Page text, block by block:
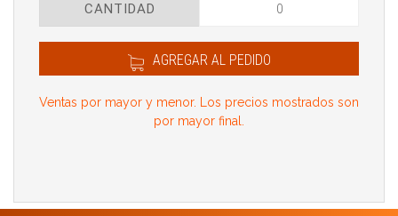
CANTIDAD
AGREGAR AL PEDIDO
Ventas por mayor y menor. Los precios mostrados son
por mayor final.